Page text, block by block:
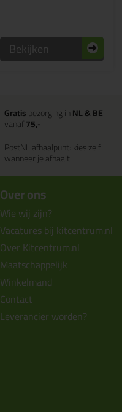
Bekijken
Gratisbezorging inNL & BE
vanaf75,-
PostNL afhaalpunt: kies zelf
wanneer je afhaalt
Over ons
Wie wij zijn?
Vacatures bij kitcentrum.nl
Over Kitcentrum.nl
Maatschappelijk
Winkelmand
Contact
Leverancier worden?